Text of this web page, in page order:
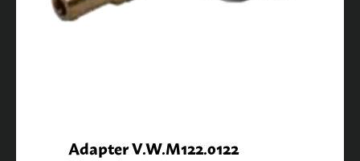
Adapter V.W.M122.0122